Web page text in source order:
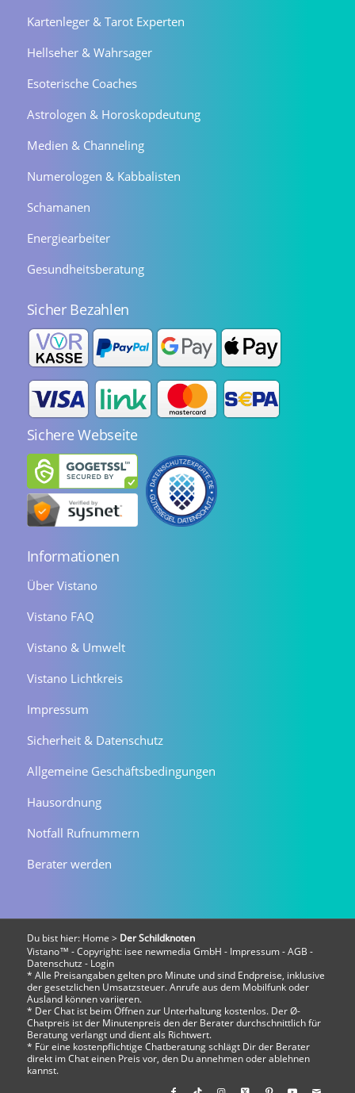
Kartenleger & Tarot Experten
Hellseher & Wahrsager
Esoterische Coaches
Astrologen & Horoskopdeutung
Medien & Channeling
Numerologen & Kabbalisten
Schamanen
Energiearbeiter
Gesundheitsberatung
Sicher Bezahlen
Sichere Webseite
Informationen
Über Vistano
Vistano FAQ
Vistano & Umwelt
Vistano Lichtkreis
Impressum
Sicherheit & Datenschutz
Allgemeine Geschäftsbedingungen
Hausordnung
Notfall Rufnummern
Berater werden
Du bist hier: Home > Der Schildknoten
Vistano™ - Copyright: isee newmedia GmbH - Impressum-AGB -
Datenschutz - Login
* Alle Preisangaben gelten pro Minute und sind Endpreise, inklusive
der gesetzlichen Umsatzsteuer. Anrufe aus dem Mobilfunk oder
Ausland können variieren.
* Der Chat ist beim Öffnen zur Unterhaltung kostenlos. Der Ø-
Chatpreis ist der Minutenpreis den der Berater durchschnittlich für
Beratung verlangt und dient als Richtwert.
* Für eine kostenpflichtige Chatberatung schlägt Dir der Berater
direkt im Chat einen Preis vor, den Du annehmen oder ablehnen
kannst.